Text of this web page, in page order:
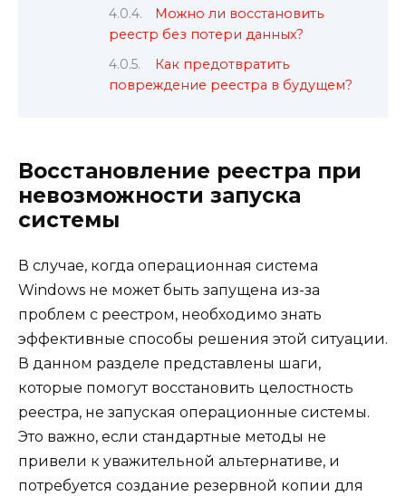
Можно ли восстановить
реестр без потери данных?
Как предотвратить
повреждение реестра в будущем?
Восстановление реестра при
невозможности запуска
системы
В случае, когда операционная система
Windows не может быть запущена из-за
проблем с реестром, необходимо знать
эффективные способы решения этой ситуации.
В данном разделе представлены шаги,
которые помогут восстановить целостность
реестра, не запуская операционные системы.
Это важно, если стандартные методы не
привели к уважительной альтернативе, и
потребуется создание резервной копии для